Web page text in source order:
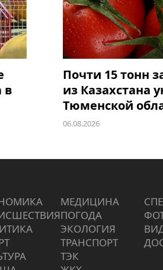
в
Почти 15 тонн
из Казахстана
Тюменской
06.08.2026
МЕДИЦИНА
ПОГОДА
ЭКОЛОГИЯ
ТРАНСПОРТ
ТЭК